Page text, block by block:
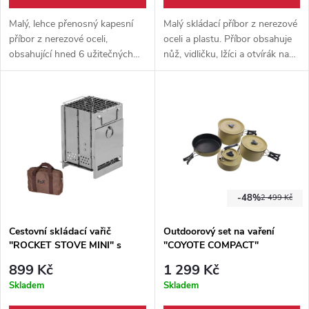
Malý, lehce přenosný kapesní
příbor z nerezové oceli,
obsahující hned 6 užitečných
nástrojů ke stolování. Vše
Malý skládací příbor z nerezové
oceli a plastu. Příbor obsahuje
nůž, vidličku, lžíci a otvírák na
lahve a konzervy. Příbor lze
Cestovní skládací vařič
"ROCKET STOVE MINI" s
899 Kč
Skladem
2 499 Kč
-48%
Outdoorový set na vaření
"COYOTE COMPACT"
1 299 Kč
Skladem